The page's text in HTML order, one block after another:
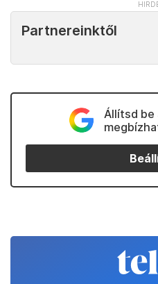
Partnereinktől
Állítsd be